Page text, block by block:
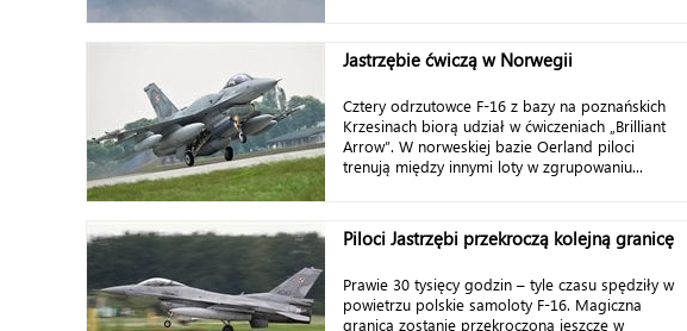
Jastrzębie ćwiczą w Norwegii
Cztery odrzutowce F-16 z bazy na poznańskich
Krzesinach biorą udział w ćwiczeniach „Brilliant
Arrow”. W norweskiej bazie Oerland piloci
trenują między innymi loty w zgrupowaniu...
Piloci Jastrzębi przekroczą kolejną granicę
Prawie 30 tysięcy godzin – tyle czasu spędziły w
powietrzu polskie samoloty F-16. Magiczna
granica zostanie przekroczona jeszcze w